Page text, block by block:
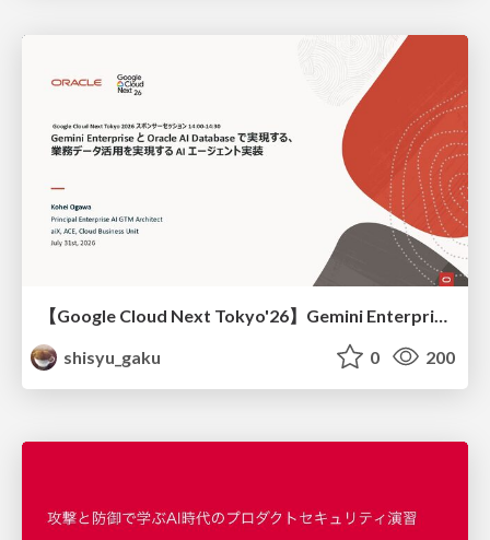
shisyu_gaku
0 200